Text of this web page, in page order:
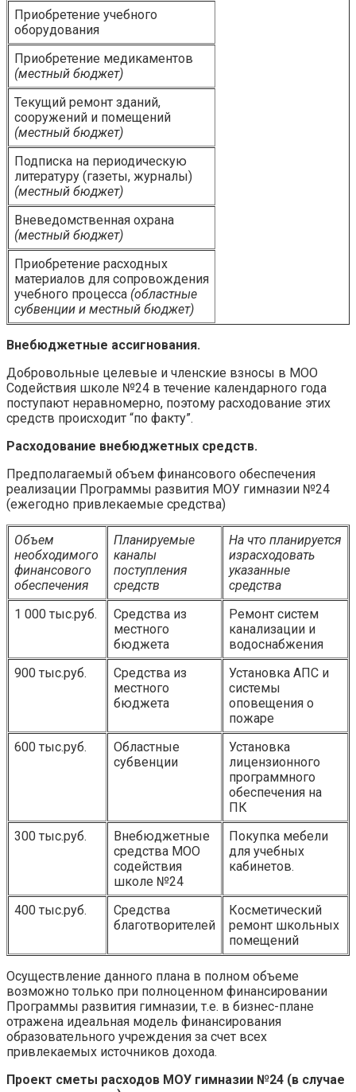
Приобретение учебного
оборудования
Приобретение медикаментов
(местный бюджет)
Текущий ремонт зданий,
сооружений и помещений
(местный бюджет)
Подписка на периодическую
литературу (газеты, журналы)
(местный бюджет)
Вневедомственная охрана
(местный бюджет)
Приобретение расходных
материалов для сопровождения
учебного процесса (областные
субвенции и местный бюджет)
Внебюджетные ассигнования.
Добровольные целевые и членские взносы в МОО
Содействия школе №24 в течение календарного года
поступают неравномерно, поэтому расходование этих
средств происходит “по факту”.
Расходование внебюджетных средств.
Предполагаемый объем финансового обеспечения
реализации Программы развития МОУ гимназии №24
(ежегодно привлекаемые средства)
Объем
необходимого
финансового
обеспечения
Планируемые
каналы
поступления
средств
На что планируется
израсходовать
указанные
средства
1 000 тыс.руб.
Средства из
местного
бюджета
Ремонт систем
канализации и
водоснабжения
900 тыс.руб.
Средства из
местного
бюджета
Установка АПС и
системы
оповещения о
пожаре
600 тыс.руб.
Областные
субвенции
Установка
лицензионного
программного
обеспечения на
ПК
300 тыс.руб.
Внебюджетные
средства МОО
содействия
школе №24
Покупка мебели
для учебных
кабинетов.
400 тыс.руб.
Средства
благотворителей
Косметический
ремонт школьных
помещений
Осуществление данного плана в полном объеме
возможно только при полноценном финансировании
Программы развития гимназии, т.е. в бизнес-плане
отражена идеальная модель финансирования
образовательного учреждения за счет всех
привлекаемых источников дохода.
Проект сметы расходов МОУ гимназии №24 (в случае